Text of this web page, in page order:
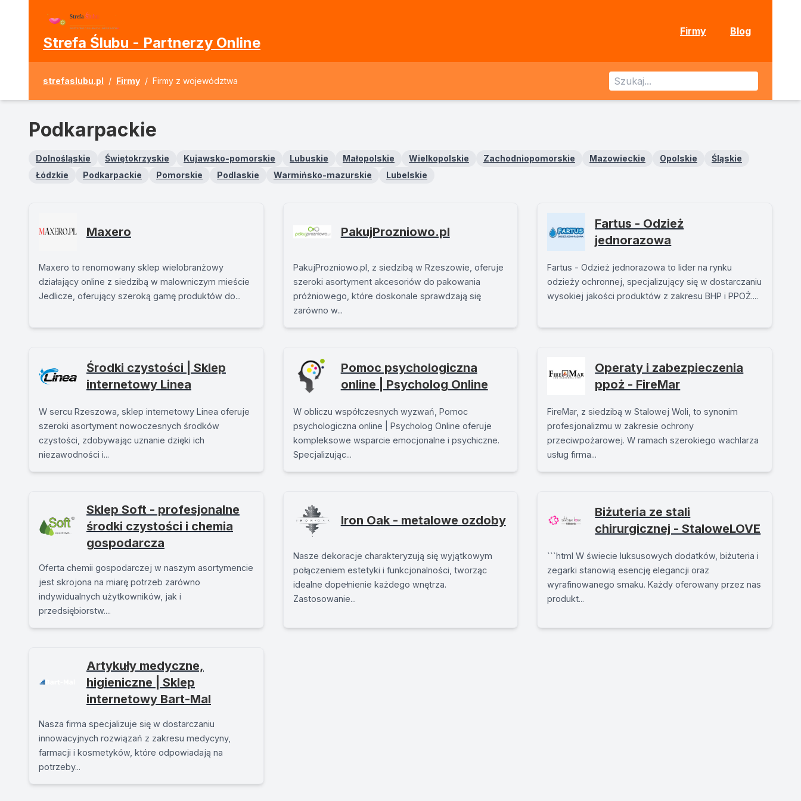
Strefa Ślubu - Partnerzy Online
Firmy Blog
strefaslubu.pl / Firmy / Firmy z województwa
Podkarpackie
Dolnośląskie Świętokrzyskie Kujawsko-pomorskie Lubuskie Małopolskie Wielkopolskie Zachodniopomorskie Mazowieckie Opolskie
Śląskie
Łódzkie
Podkarpackie Pomorskie Podlaskie Warmińsko-mazurskie Lubelskie
Maxero
Maxero to renomowany sklep wielobranżowy
działający online z siedzibą w malowniczym mieście
Jedlicze, oferujący szeroką gamę produktów do...
PakujProzniowo.pl
PakujProzniowo.pl, z siedzibą w Rzeszowie, oferuje
szeroki asortyment akcesoriów do pakowania
próżniowego, które doskonale sprawdzają się
zarówno w...
Fartus - Odzież
jednorazowa
Fartus - Odzież jednorazowa to lider na rynku
odzieży ochronnej, specjalizujący się w dostarczaniu
wysokiej jakości produktów z zakresu BHP i PPOŻ....
Środki czystości | Sklep
internetowy Linea
W sercu Rzeszowa, sklep internetowy Linea oferuje
szeroki asortyment nowoczesnych środków
czystości, zdobywając uznanie dzięki ich
niezawodności i...
Pomoc psychologiczna
online | Psycholog Online
W obliczu współczesnych wyzwań, Pomoc
psychologiczna online | Psycholog Online oferuje
kompleksowe wsparcie emocjonalne i psychiczne.
Specjalizując...
Operaty i zabezpieczenia
ppoż - FireMar
FireMar, z siedzibą w Stalowej Woli, to synonim
profesjonalizmu w zakresie ochrony
przeciwpożarowej. W ramach szerokiego wachlarza
usług firma...
Sklep Soft - profesjonalne
środki czystości i chemia
gospodarcza
Oferta chemii gospodarczej w naszym asortymencie
jest skrojona na miarę potrzeb zarówno
indywidualnych użytkowników, jak i
przedsiębiorstw....
Iron Oak - metalowe ozdoby
Nasze dekoracje charakteryzują się wyjątkowym
połączeniem estetyki i funkcjonalności, tworząc
idealne dopełnienie każdego wnętrza.
Zastosowanie...
Biżuteria ze stali
chirurgicznej - StaloweLOVE
```html W świecie luksusowych dodatków, biżuteria i
zegarki stanowią esencję elegancji oraz
wyrafinowanego smaku. Każdy oferowany przez nas
produkt...
Artykuły medyczne,
higieniczne | Sklep
internetowy Bart-Mal
Nasza firma specjalizuje się w dostarczaniu
innowacyjnych rozwiązań z zakresu medycyny,
farmacji i kosmetyków, które odpowiadają na
potrzeby...